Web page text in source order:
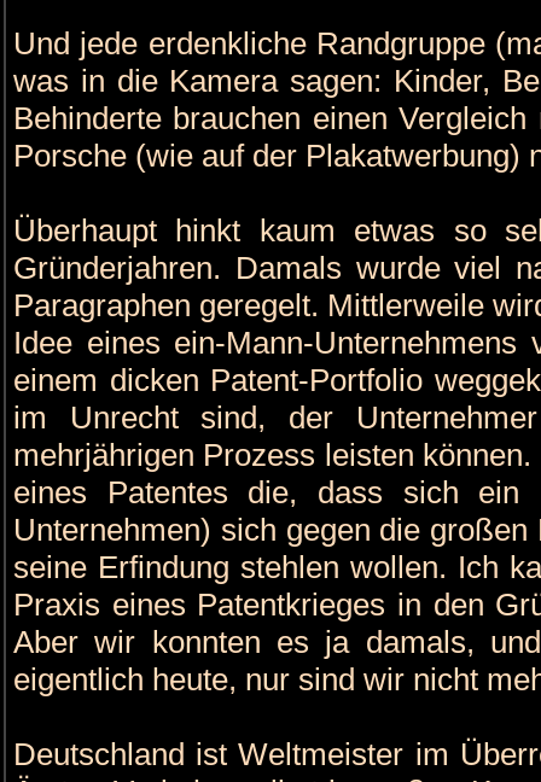
Und jede erdenkliche Randgruppe
was in die Kamera sagen: Kinder,
Behinderte brauchen einen
Porsche (wie auf der Plakatwerbung)
Überhaupt hinkt kaum etwas so
Gründerjahren. Damals wurde viel
Paragraphen geregelt. Mittlerweile
Idee eines ein-Mann-
einem dicken Patent-Portfolio
im Unrecht sind, der
mehrjährigen Prozess leisten
eines Patentes die, dass sich ein
Unternehmen) sich gegen die
seine Erfindung stehlen wollen. Ich
Praxis eines Patentkrieges in den
Aber wir konnten es ja damals,
eigentlich heute, nur sind wir nicht
Deutschland ist Weltmeister im